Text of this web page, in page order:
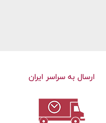
ارسال به سراسر ایران